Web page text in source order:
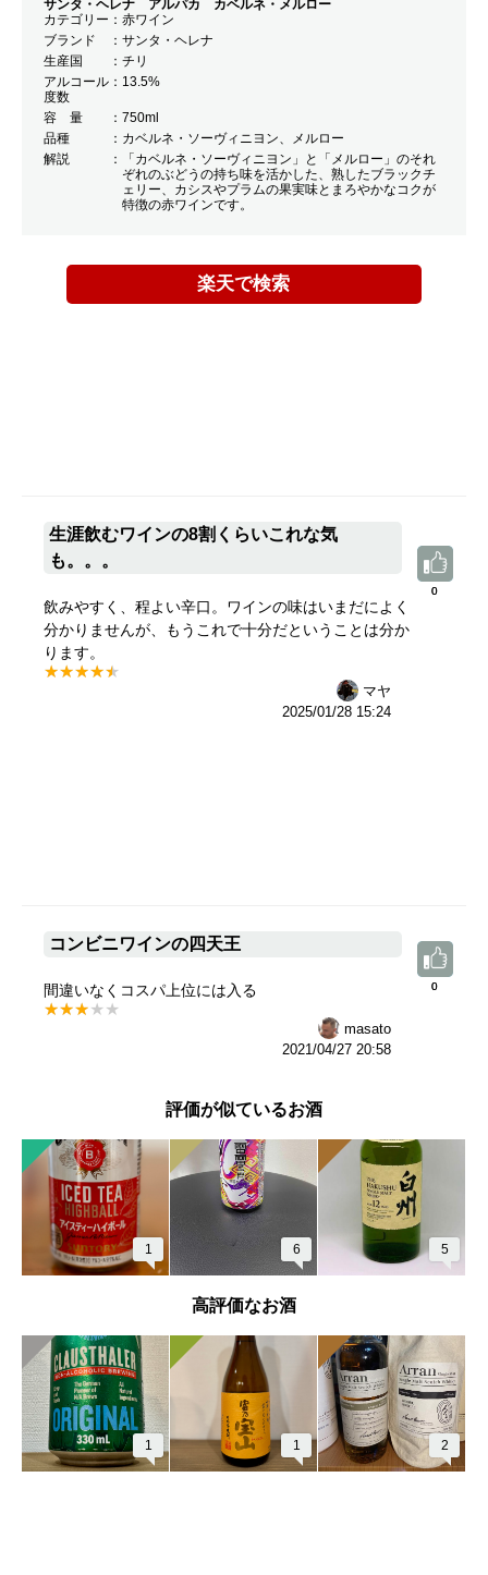
サンタ・ヘレナ アルパカ カベルネ・メルロー
カテゴリー
赤ワイン
ブランド
サンタ・ヘレナ
生産国
チリ
アルコール
度数
13.5%
容 量
750ml
品種
カベルネ・ソーヴィニヨン、メルロー
解説
「カベルネ・ソーヴィニヨン」と「メルロー」のそれ
ぞれのぶどうの持ち味を活かした、熟したブラックチ
ェリー、カシスやプラムの果実味とまろやかなコクが
特徴の赤ワインです。
楽天で検索
生涯飲むワインの8割くらいこれな気
も。。。
飲みやすく、程よい辛口。ワインの味はいまだによく
分かりませんが、もうこれで十分だということは分か
ります。
マヤ
2025/01/28 15:24
0
0
コンビニワインの四天王
間違いなくコスパ上位には入る
masato
2021/04/27 20:58
0
0
評価が似ているお酒
1 6 5
高評価なお酒
1 1 2